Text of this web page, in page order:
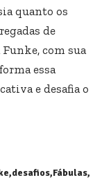
quanto os
de
com sua
essa
e desafia o
desafios Fábulas